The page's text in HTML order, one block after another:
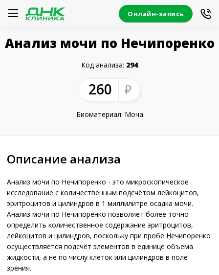
Онлайн-запись
Анализ мочи по Нечипоренко
Код анализа: 294
260
Биоматериал: Моча
Описание анализа
Анализ мочи по Нечипоренко - это микроскопическое
исследование с количественным подсчётом лейкоцитов,
эритроцитов и цилиндров в 1 миллилитре осадка мочи.
Анализ мочи по Нечипоренко позволяет более точно
определить количественное содержание эритроцитов,
лейкоцитов и цилиндров, поскольку при пробе Нечипоренко
осуществляется подсчёт элементов в единице объема
жидкости, а не по числу клеток или цилиндров в поле
зрения.